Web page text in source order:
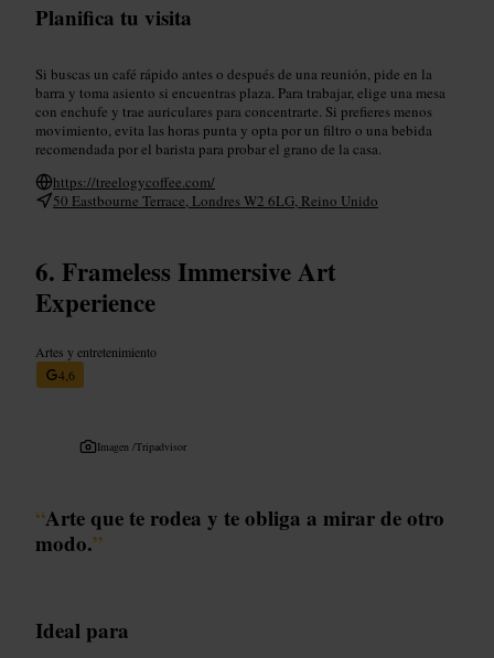
Planifica tu visita
Si buscas un café rápido antes o después de una reunión, pide en la
barra y toma asiento si encuentras plaza. Para trabajar, elige una mesa
con enchufe y trae auriculares para concentrarte. Si prefieres menos
movimiento, evita las horas punta y opta por un filtro o una bebida
recomendada por el barista para probar el grano de la casa.
https://treelogycoffee.com/
50 Eastbourne Terrace, Londres W2 6LG, Reino Unido
Frameless Immersive Art
Experience
Artes y entretenimiento
4,6
Imagen /Tripadvisor
“Arte que te rodea y te obliga a mirar de otro
modo.”
Ideal para